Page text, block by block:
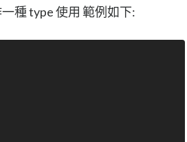
種 type 使用 範例如下: